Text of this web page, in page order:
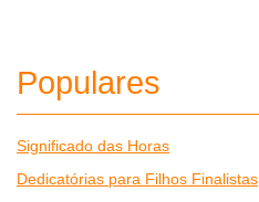
Populares
Significado das Horas
Dedicatórias para Filhos Finalistas